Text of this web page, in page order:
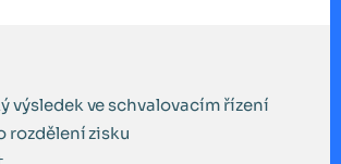
výsledek ve schvalovacím řízení
rozdělení zisku